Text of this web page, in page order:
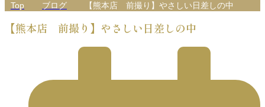
Top ブログ 【熊本店 前撮り】やさしい日差しの中
【熊本店 前撮り】やさしい日差しの中